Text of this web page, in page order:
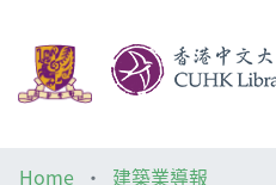
Home
建築業導報